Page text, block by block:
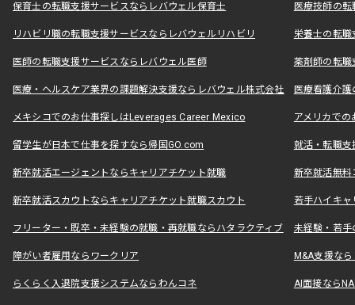
保育士の転職支援サービスならレバウェル保育士 医療技師の
リハビリ職の転職支援サービスならレバウェルリハビリ 栄養士の転
医師の転職支援サービスならレバウェル医師 薬剤師の転
医療・ヘルスケア業界の課題解決支援ならレバウェル株式会社 医療看護介
メキシコでのお仕事探しはLeverages Career Mexico アメリカで
留学生が日本で仕事を探すなら帰国GO.com 就活・転職
新卒就活エージェントならキャリアチケット就職 新卒就活無料
新卒就活スカウトならキャリアチケット就職スカウト 若手ハイキ
フリーター・既卒・未経験の就職・再就職ならハタラクティブ 未経験・若手
障がい者雇用ならワークリア M&A支援な
らくらく入退院支援システムならわんコネ AI面接なら